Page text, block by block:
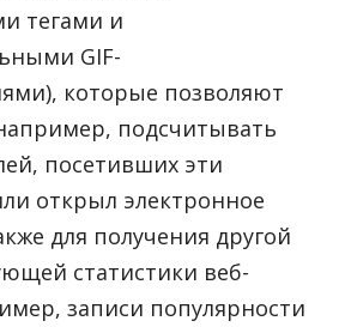
тегами и
GIF-
которые позволяют
подсчитывать
посетивших эти
открыл электронное
для получения другой
статистики веб-
записи популярности